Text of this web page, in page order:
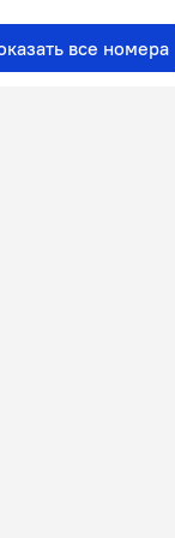
все номера